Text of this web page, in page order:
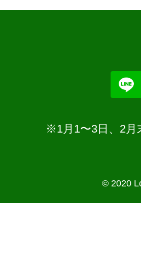
※1月1〜3日、2月
© 2020